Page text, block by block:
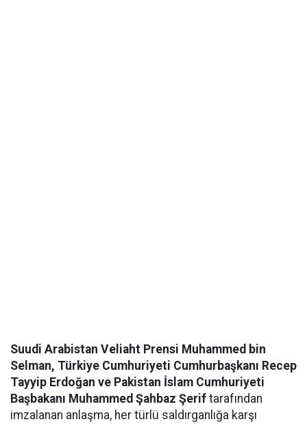
Suudi Arabistan Veliaht Prensi Muhammed bin
Selman, Türkiye Cumhuriyeti Cumhurbaşkanı Recep
Tayyip Erdoğan ve Pakistan İslam Cumhuriyeti
Başbakanı Muhammed Şahbaz Şerif tarafından
imzalanan anlaşma, her türlü saldırganlığa karşı